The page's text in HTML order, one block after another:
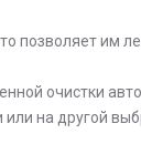
позволяет им
очистки
на другой